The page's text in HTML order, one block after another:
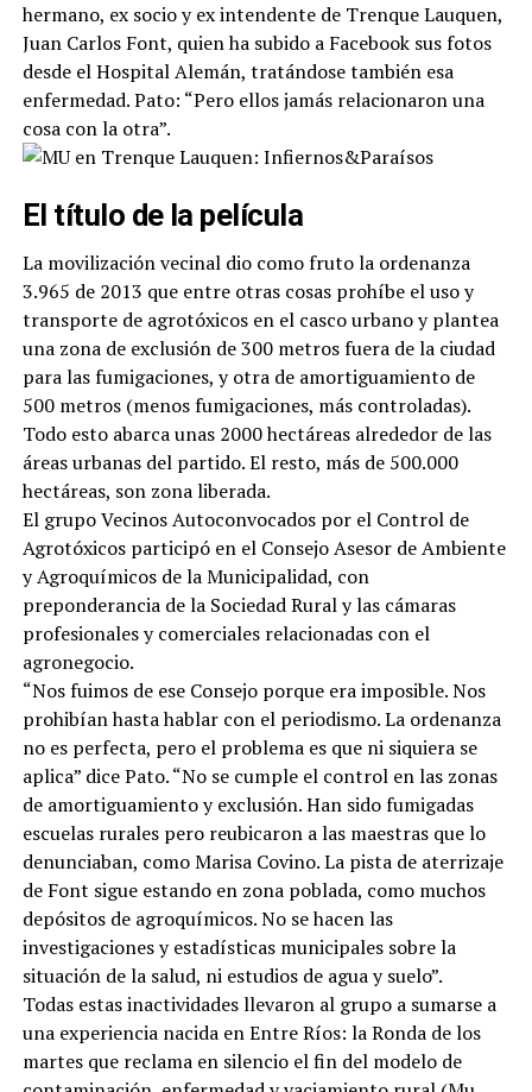
hermano, ex socio y ex intendente de Trenque Lauquen,
Juan Carlos Font, quien ha subido a Facebook sus fotos
desde el Hospital Alemán, tratándose también esa
enfermedad. Pato: “Pero ellos jamás relacionaron una
cosa con la otra”.
El título de la película
La movilización vecinal dio como fruto la ordenanza
3.965 de 2013 que entre otras cosas prohíbe el uso y
transporte de agrotóxicos en el casco urbano y plantea
una zona de exclusión de 300 metros fuera de la ciudad
para las fumigaciones, y otra de amortiguamiento de
500 metros (menos fumigaciones, más controladas).
Todo esto abarca unas 2000 hectáreas alrededor de las
áreas urbanas del partido. El resto, más de 500.000
hectáreas, son zona liberada.
El grupo Vecinos Autoconvocados por el Control de
Agrotóxicos participó en el Consejo Asesor de Ambiente
y Agroquímicos de la Municipalidad, con
preponderancia de la Sociedad Rural y las cámaras
profesionales y comerciales relacionadas con el
agronegocio.
“Nos fuimos de ese Consejo porque era imposible. Nos
prohibían hasta hablar con el periodismo. La ordenanza
no es perfecta, pero el problema es que ni siquiera se
aplica” dice Pato. “No se cumple el control en las zonas
de amortiguamiento y exclusión. Han sido fumigadas
escuelas rurales pero reubicaron a las maestras que lo
denunciaban, como Marisa Covino. La pista de aterrizaje
de Font sigue estando en zona poblada, como muchos
depósitos de agroquímicos. No se hacen las
investigaciones y estadísticas municipales sobre la
situación de la salud, ni estudios de agua y suelo”.
Todas estas inactividades llevaron al grupo a sumarse a
una experiencia nacida en Entre Ríos: la Ronda de los
martes que reclama en silencio el fin del modelo de